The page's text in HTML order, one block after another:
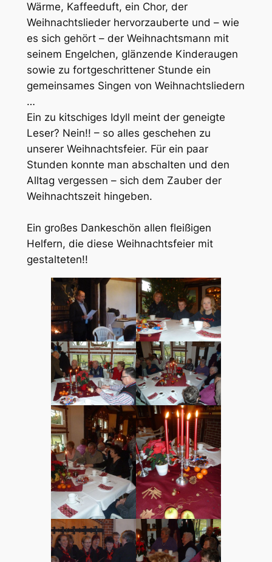
Wärme, Kaffeeduft, ein Chor, der
Weihnachtslieder hervorzauberte und – wie
es sich gehört – der Weihnachtsmann mit
seinem Engelchen, glänzende Kinderaugen
sowie zu fortgeschrittener Stunde ein
gemeinsames Singen von Weihnachtsliedern
…
Ein zu kitschiges Idyll meint der geneigte
Leser? Nein!! – so alles geschehen zu
unserer Weihnachtsfeier. Für ein paar
Stunden konnte man abschalten und den
Alltag vergessen – sich dem Zauber der
Weihnachtszeit hingeben.
Ein großes Dankeschön allen fleißigen
Helfern, die diese Weihnachtsfeier mit
gestalteten!!